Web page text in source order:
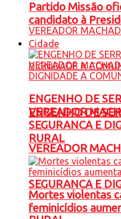
ENGENHO DE
VEREADOR
SEGURANCA E
Partido Missão
candidato à
Cidade
ENGENHO DE
VEREADOR
SEGURANCA E
RURAL
Mortes violentas
feminicídios